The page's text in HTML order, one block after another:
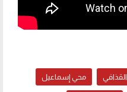
محي إسماعيل